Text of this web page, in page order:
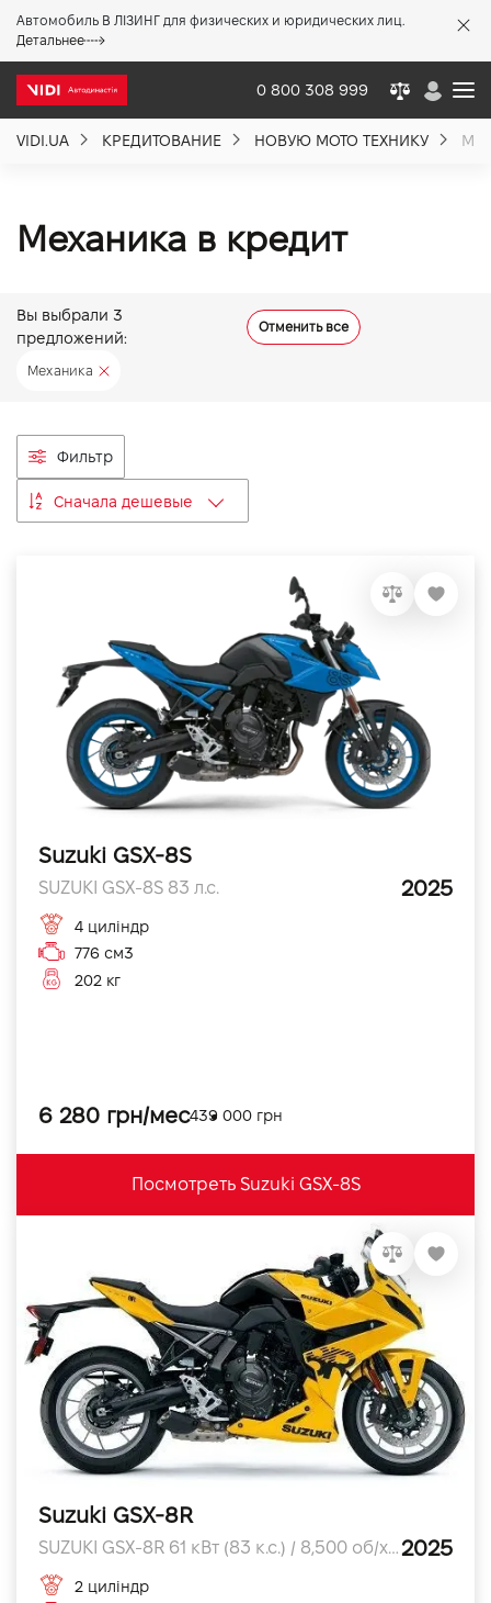
Автомобиль В ЛІЗИНГ для физических и юридических лиц.
Детальнее
0 800 308 999
VIDI.UA КРЕДИТОВАНИЕ НОВУЮ МОТО ТЕХНИКУ
Механика в кредит
Вы выбрали 3
предложений:
Отменить все
Механика
Фильтр
Сначала дешевые
Suzuki GSX-8S
SUZUKI GSX-8S 83 л.с. 2025
4 циліндр
776 см3
202 кг
6 280 грн/мес439 000 грн
Посмотреть Suzuki GSX-8S
Suzuki GSX-8R
SUZUKI GSX-8R 61 кВт (83 к.с.) / 8,500 об/хв л.с.2025
2 циліндр
Акции %
Политика качества
Вакансии
VIDI Карьера
Підпишись на наш канал та слідкуй за
акціями, послугами та новинками